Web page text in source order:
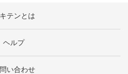
テンとは
ヘルプ
い合わせ